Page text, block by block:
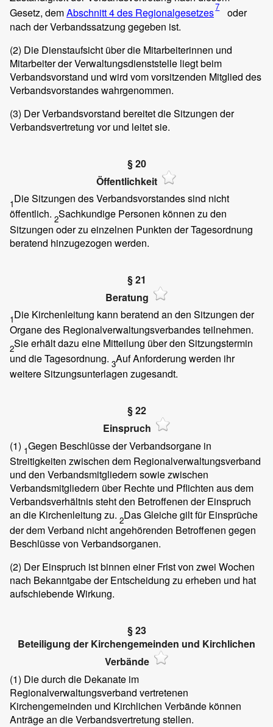
Gesetz, demAbschnitt 4 des Regionalgesetzes7
oder
nach der Verbandssatzung gegeben ist.
(2) Die Dienstaufsicht über die Mitarbeiterinnen und
Mitarbeiter der Verwaltungsdienststelle liegt beim
Verbandsvorstand und wird vom vorsitzenden Mitglied des
Verbandsvorstandes wahrgenommen.
(3) Der Verbandsvorstand bereitet die Sitzungen der
Verbandsvertretung vor und leitet sie.
§ 20
Öffentlichkeit
1Die Sitzungen des Verbandsvorstandes sind nicht
öffentlich. 2Sachkundige Personen können zu den
Sitzungen oder zu einzelnen Punkten der Tagesordnung
beratend hinzugezogen werden.
§ 21
Beratung
1Die Kirchenleitung kann beratend an den Sitzungen der
Organe des Regionalverwaltungsverbandes teilnehmen.
2Sie erhält dazu eine Mitteilung über den Sitzungstermin
und die Tagesordnung. 3Auf Anforderung werden ihr
weitere Sitzungsunterlagen zugesandt.
§ 22
Einspruch
(1) 1Gegen Beschlüsse der Verbandsorgane in
Streitigkeiten zwischen dem Regionalverwaltungsverband
und den Verbandsmitgliedern sowie zwischen
Verbandsmitgliedern über Rechte und Pflichten aus dem
Verbandsverhältnis steht den Betroffenen der Einspruch
an die Kirchenleitung zu. 2Das Gleiche gilt für Einsprüche
der dem Verband nicht angehörenden Betroffenen gegen
Beschlüsse von Verbandsorganen.
(2) Der Einspruch ist binnen einer Frist von zwei Wochen
nach Bekanntgabe der Entscheidung zu erheben und hat
aufschiebende Wirkung.
§ 23
Beteiligung der Kirchengemeinden und Kirchlichen
Verbände
(1) Die durch die Dekanate im
Regionalverwaltungsverband vertretenen
Kirchengemeinden und Kirchlichen Verbände können
Anträge an die Verbandsvertretung stellen.